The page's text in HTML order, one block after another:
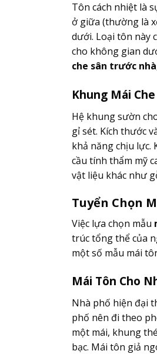
Tôn cách nhiệt là
ở giữa (thường là
dưới. Loại tôn này
cho không gian
che sân trước nhà
Khung Mái Che
Hệ khung sườn
gỉ sét. Kích thước
khả năng chịu lực.
cầu tính thẩm mỹ
vật liệu khác như
Tuyển Chọn
Việc lựa chọn mẫu
trúc tổng thể của
một số mẫu mái
Mái Tôn Cho
Nhà phố hiện đại
phố nên đi theo
một mái, khung
bạc. Mái tôn giả